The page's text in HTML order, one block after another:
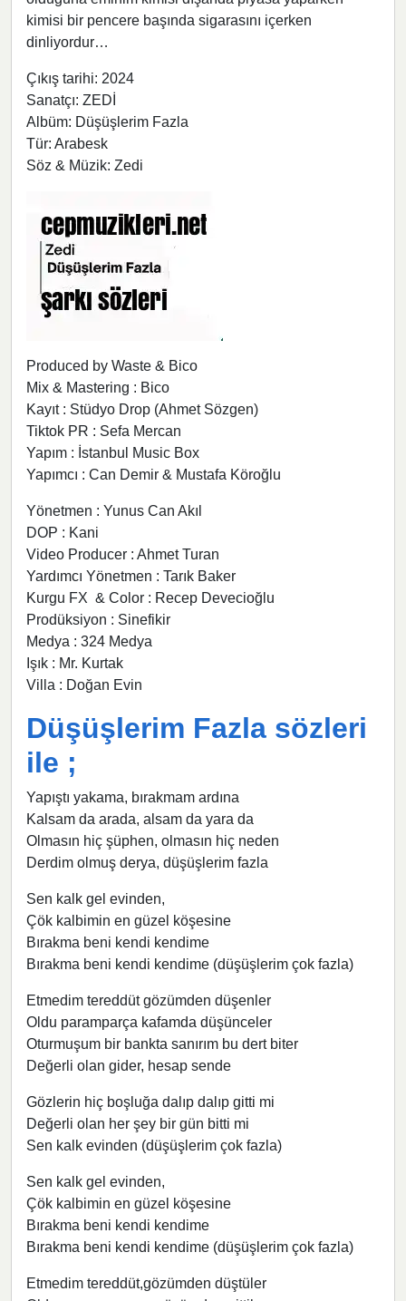
kimisi bir pencere başında sigarasını içerken
dinliyordur…
Çıkış tarihi: 2024
Sanatçı: ZEDİ
Albüm: Düşüşlerim Fazla
Tür: Arabesk
Söz & Müzik: Zedi
Produced by Waste & Bico
Mix & Mastering : Bico
Kayıt : Stüdyo Drop (Ahmet Sözgen)
Tiktok PR : Sefa Mercan
Yapım : İstanbul Music Box
Yapımcı : Can Demir & Mustafa Köroğlu
Yönetmen : Yunus Can Akıl
DOP : Kani
Video Producer : Ahmet Turan
Yardımcı Yönetmen : Tarık Baker
Kurgu FX & Color : Recep Devecioğlu
Prodüksiyon : Sinefikir
Medya : 324 Medya
Işık : Mr. Kurtak
Villa : Doğan Evin
Düşüşlerim Fazla sözleri
ile ;
Yapıştı yakama, bırakmam ardına
Kalsam da arada, alsam da yara da
Olmasın hiç şüphen, olmasın hiç neden
Derdim olmuş derya, düşüşlerim fazla
Sen kalk gel evinden,
Çök kalbimin en güzel köşesine
Bırakma beni kendi kendime
Bırakma beni kendi kendime (düşüşlerim çok fazla)
Etmedim tereddüt gözümden düşenler
Oldu paramparça kafamda düşünceler
Oturmuşum bir bankta sanırım bu dert biter
Değerli olan gider, hesap sende
Gözlerin hiç boşluğa dalıp dalıp gitti mi
Değerli olan her şey bir gün bitti mi
Sen kalk evinden (düşüşlerim çok fazla)
Sen kalk gel evinden,
Çök kalbimin en güzel köşesine
Bırakma beni kendi kendime
Bırakma beni kendi kendime (düşüşlerim çok fazla)
Etmedim tereddüt,gözümden düştüler